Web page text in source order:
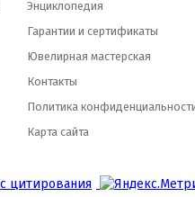
Энциклопедия
Гарантии и сертификаты
Ювелирная мастерская
Контакты
Политика
Карта сайта